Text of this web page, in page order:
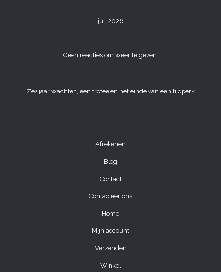
juli 2026
Geen reacties om weer te geven.
Zes jaar wachten, een trofee en het einde van een tijdperk
Afrekenen
Blog
Contact
Contacteer ons
Home
Mijn account
Verzenden
Winkel